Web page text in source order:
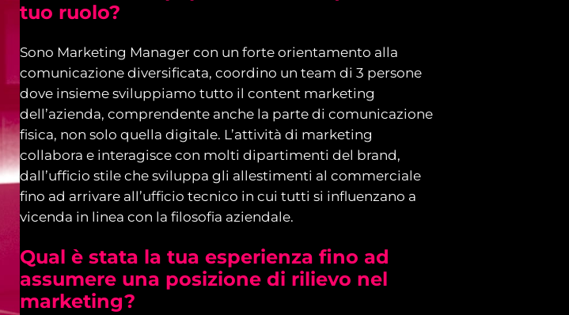
tuo ruolo?
Sono Marketing Manager con un forte orientamento alla
comunicazione diversificata, coordino un team di 3 persone
dove insieme sviluppiamo tutto il content marketing
dell’azienda, comprendente anche la parte di comunicazione
fisica, non solo quella digitale. L’attività di marketing
collabora e interagisce con molti dipartimenti del brand,
dall’ufficio stile che sviluppa gli allestimenti al commerciale
fino ad arrivare all’ufficio tecnico in cui tutti si influenzano a
vicenda in linea con la filosofia aziendale.
Qual è stata la tua esperienza fino ad
assumere una posizione di rilievo nel
marketing?